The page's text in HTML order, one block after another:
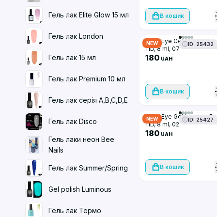
Гель лак Elite Glow 15 мл
Гель лак London
Гель лак 15 мл
Гель лак Premium 10 мл
Гель лак серія A,B,C,D,E
Гель лак Disco
Гель лаки неон Bee
Nails
Гель лак Summer/Spring
Gel polish Luminous
Гель лак Термо
В кошик
NEW ID: 25432
Cat's Eye Gel Lacquer
11D, 8 ml, 07
180 UAH
В кошик
NEW ID: 25427
Cat's Eye Gel Lacquer
11D, 8 ml, 02
180 UAH
В кошик